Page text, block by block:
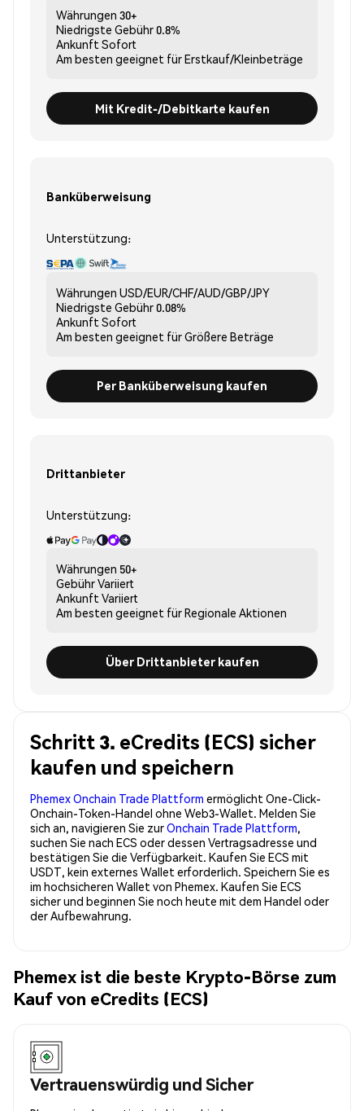
Währungen 30+
Niedrigste Gebühr0.8%
Ankunft Sofort
Am besten geeignet fürErstkauf/Kleinbeträge
Mit Kredit-/Debitkarte kaufen
Banküberweisung
Unterstützung:
Währungen USD/EUR/CHF/AUD/GBP/JPY
Niedrigste Gebühr0.08%
Ankunft Sofort
Am besten geeignet fürGrößere Beträge
Per Banküberweisung kaufen
Drittanbieter
Unterstützung:
Währungen 50+
GebührVariiert
Ankunft Variiert
Am besten geeignet fürRegionale Aktionen
Über Drittanbieter kaufen
Schritt 3. eCredits (ECS) sicher
kaufen und speichern
Phemex Onchain Trade Plattform ermöglicht One-Click-
Onchain-Token-Handel ohne Web3-Wallet. Melden Sie
sich an, navigieren Sie zurOnchain Trade Plattform,
suchen Sie nach ECS oder dessen Vertragsadresse und
bestätigen Sie die Verfügbarkeit. Kaufen Sie ECS mit
USDT, kein externes Wallet erforderlich. Speichern Sie es
im hochsicheren Wallet von Phemex. Kaufen Sie ECS
sicher und beginnen Sie noch heute mit dem Handel oder
der Aufbewahrung.
Phemex ist die beste Krypto-Börse zum
Kauf von eCredits (ECS)
Vertrauenswürdig und Sicher